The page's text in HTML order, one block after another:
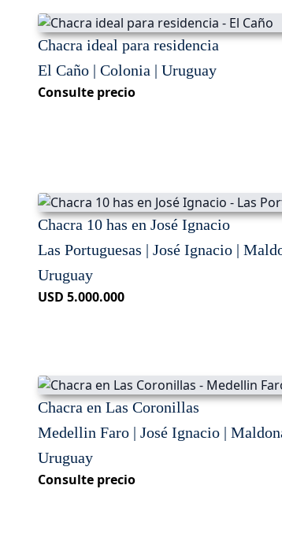
Chacra ideal para residencia
El Caño | Colonia | Uruguay
Consulte precio
Chacra 10 has en José Ignacio
Las Portuguesas | José Ignacio |
Uruguay
USD 5.000.000
Chacra en Las Coronillas
Medellin Faro | José Ignacio |
Uruguay
Consulte precio